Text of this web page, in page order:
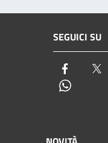
SEGUICI SU
Facebook